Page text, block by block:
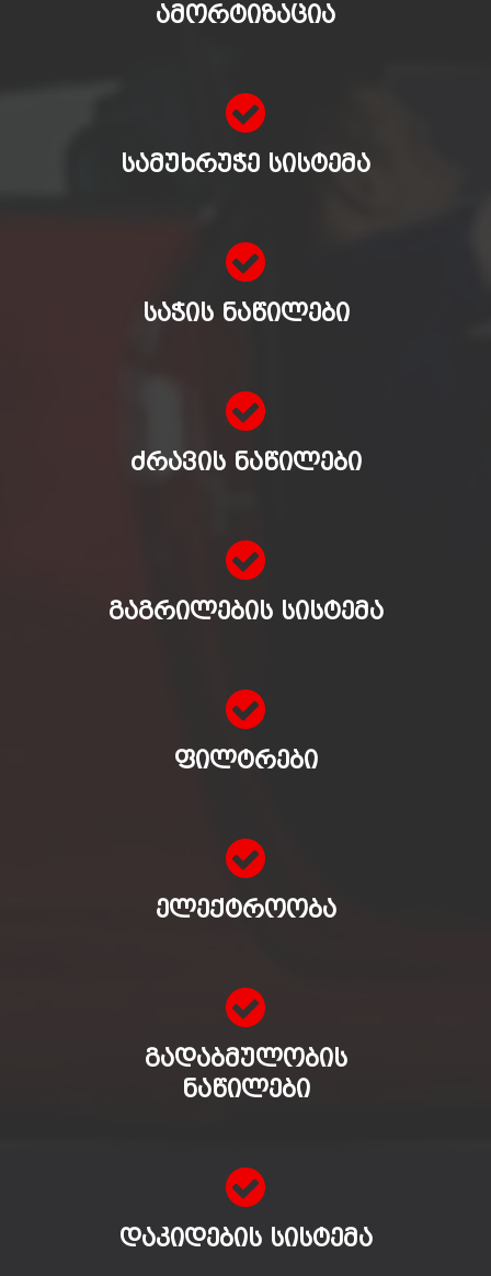
ᲐᲛᲝᲠᲢᲘᲖᲐᲪᲘᲐ
ᲡᲐᲛᲣᲮᲠᲣᲭᲔ ᲡᲘᲡᲢᲔᲛᲐ
ᲡᲐᲭᲘᲡ ᲜᲐᲬᲘᲚᲔᲑᲘ
ᲫᲠᲐᲕᲘᲡ ᲜᲐᲬᲘᲚᲔᲑᲘ
ᲒᲐᲒᲠᲘᲚᲔᲑᲘᲡ ᲡᲘᲡᲢᲔᲛᲐ
ᲤᲘᲚᲢᲠᲔᲑᲘ
ᲔᲚᲔᲥᲢᲠᲝᲝᲑᲐ
ᲒᲐᲓᲐᲑᲛᲣᲚᲝᲑᲘᲡ
ᲜᲐᲬᲘᲚᲔᲑᲘ
ᲓᲐᲙᲘᲓᲔᲑᲘᲡ ᲡᲘᲡᲢᲔᲛᲐ